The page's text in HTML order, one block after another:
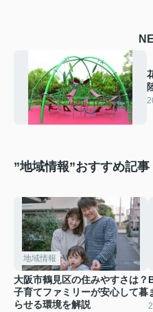
”地域情報”おすすめ記事
地域情報
大阪市鶴見区の住みやすさは？
子育てファミリーが安心して暮
らせる環境を解説